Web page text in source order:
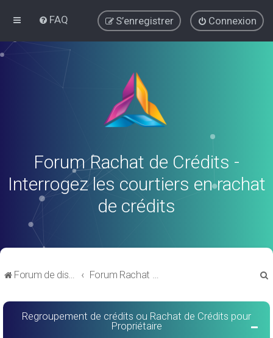
FAQ Connexion
S’enregistrer
Forum Rachat de Crédits -
Interrogez les courtiers en rachat
de crédits
Forum de discussions sur le Regroupement de Crédits et le Rachat de Crédits Forum Rachat de Crédits
Regroupement de crédits ou Rachat de Crédits pour
Propriétaire